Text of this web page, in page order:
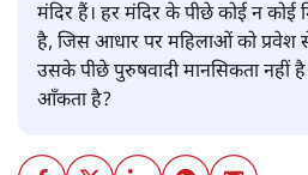
मंदिर हैं। हर मंदिर के पीछे कोई न कोई
है, जिस आधार पर महिलाओं को प्रवेश
उसके पीछे पुरुषवादी मानसिकता नहीं
आँकता है?